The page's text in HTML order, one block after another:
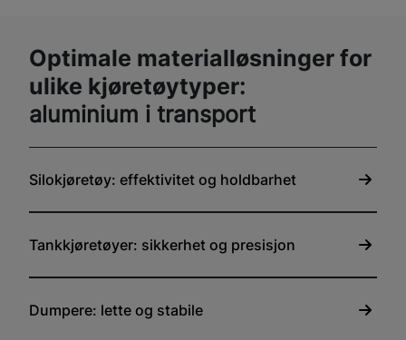
Optimale materialløsninger for
ulike kjøretøytyper:
aluminium i transport
Silokjøretøy: effektivitet og holdbarhet
Tankkjøretøyer: sikkerhet og presisjon
Dumpere: lette og stabile